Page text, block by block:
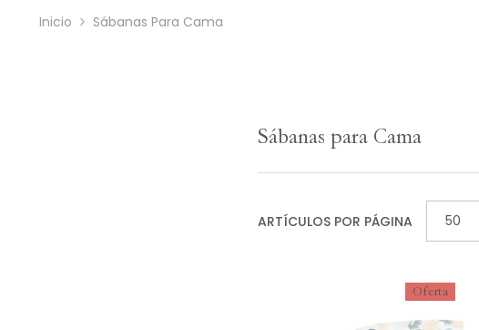
Inicio Sábanas Para Cama
Sábanas para Cama
ARTÍCULOS POR PÁGINA 50
Oferta